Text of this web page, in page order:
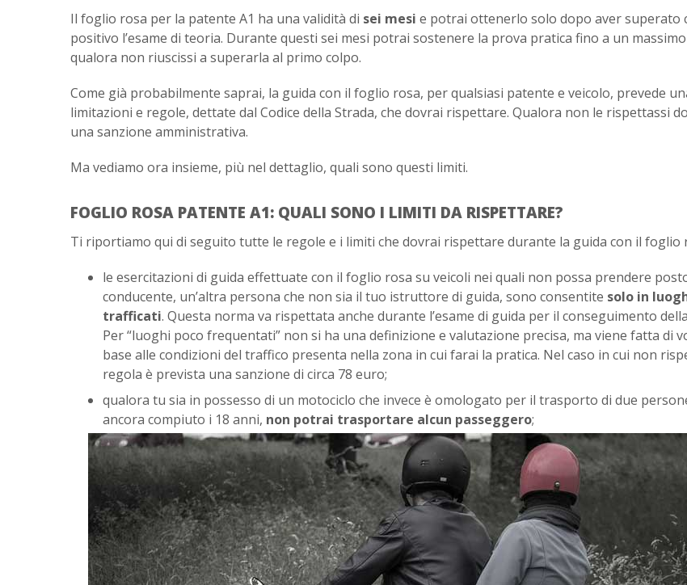
Il foglio rosa per la patente A1 ha una validità di sei mesi e potrai ottenerlo solo dopo aver superato
positivo l’esame di teoria. Durante questi sei mesi potrai sostenere la prova pratica fino a un
qualora non riuscissi a superarla al primo colpo.
Come già probabilmente saprai, la guida con il foglio rosa, per qualsiasi patente e veicolo, prevede
limitazioni e regole, dettate dal Codice della Strada, che dovrai rispettare. Qualora non le rispettassi
una sanzione amministrativa.
Ma vediamo ora insieme, più nel dettaglio, quali sono questi limiti.
FOGLIO ROSA PATENTE A1: QUALI SONO I LIMITI DA RISPETTARE?
Ti riportiamo qui di seguito tutte le regole e i limiti che dovrai rispettare durante la guida con il foglio
le esercitazioni di guida effettuate con il foglio rosa su veicoli nei quali non possa prendere
conducente, un’altra persona che non sia il tuo istruttore di guida, sono consentite solo in
trafficati. Questa norma va rispettata anche durante l’esame di guida per il conseguimento
Per “luoghi poco frequentati” non si ha una definizione e valutazione precisa, ma viene fatta di
base alle condizioni del traffico presenta nella zona in cui farai la pratica. Nel caso in cui non
regola è prevista una sanzione di circa 78 euro;
qualora tu sia in possesso di un motociclo che invece è omologato per il trasporto di due
ancora compiuto i 18 anni, non potrai trasportare alcun passeggero;